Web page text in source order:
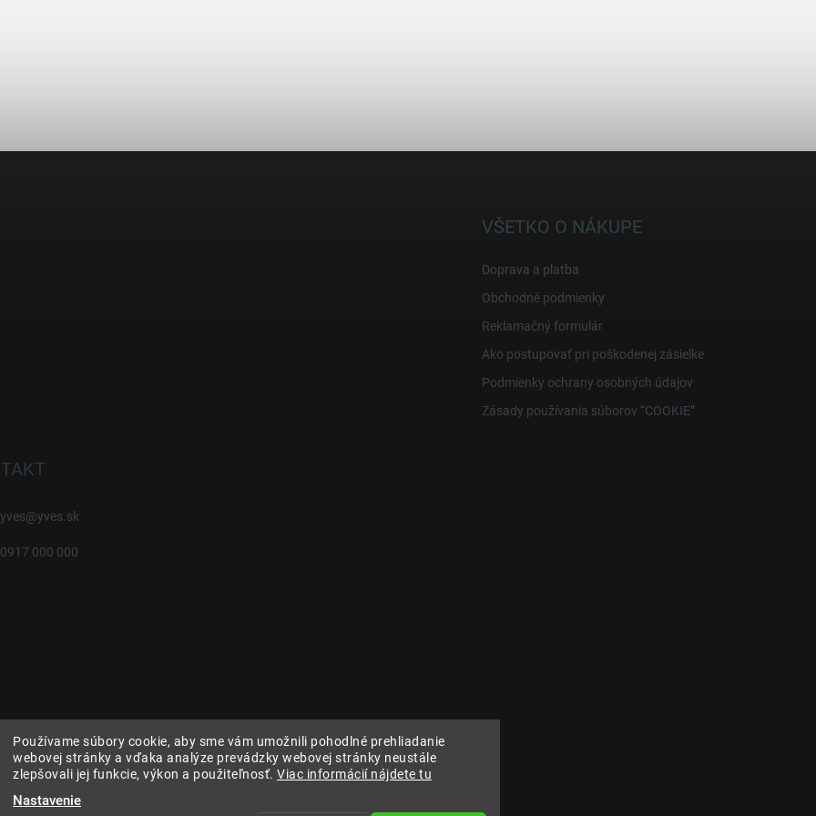
Používame súbory cookie, aby sme vám umožnili pohodlné prehliadanie
webovej stránky a vďaka analýze prevádzky webovej stránky neustále
zlepšovali jej funkcie, výkon a použiteľnosť. Viac informácií nájdete tu
Nastavenie
VŠETKO O NÁKUPE
Doprava a platba
Obchodné podmienky
Reklamačný formulár
Ako postupovať pri poškodenej zásielke
Podmienky ochrany osobných údajov
Zásady používania súborov “COOKIE”
yves@yves.sk
0917 000 000